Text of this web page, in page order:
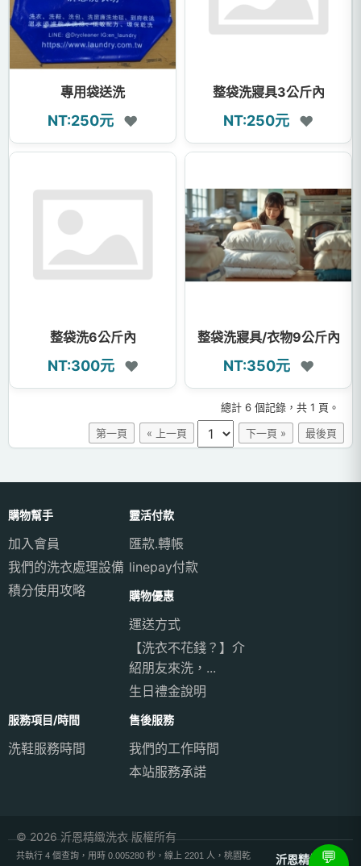
專用袋送洗
NT:250元 ❤
整袋洗寢具3公斤內
NT:250元 ❤
整袋洗6公斤內
NT:300元 ❤
整袋洗寢具/衣物9公斤內
NT:350元 ❤
總計 6 個記錄，共 1 頁。
第一頁
« 上一頁 下一頁 » 最後頁
購物幫手
加入會員
我們的洗衣處理設備
積分使用攻略
靈活付款
匯款.轉帳
linepay付款
購物優惠
運送方式
【洗衣不花錢？】介
紹朋友來洗，...
生日禮金說明
服務項目/時間
洗鞋服務時間
售後服務
我們的工作時間
本站服務承諾
© 2026 沂恩精緻洗衣 版權所有
共執行 4 個查詢，用時 0.005280 秒，線上 2201 人，桃園乾 沂恩精緻洗衣
💬